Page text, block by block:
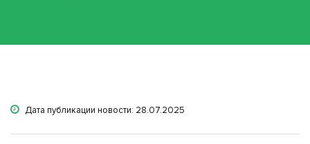
Дата публикации новости: 28.07.2025